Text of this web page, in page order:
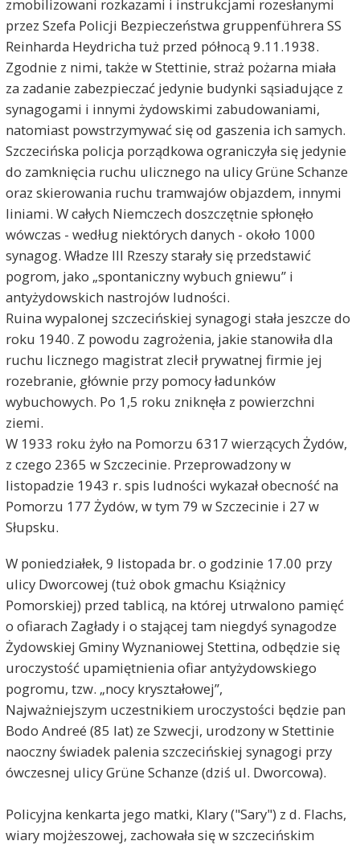
zmobilizowani rozkazami i instrukcjami rozesłanymi
przez Szefa Policji Bezpieczeństwa gruppenführera SS
Reinharda Heydricha tuż przed północą 9.11.1938.
Zgodnie z nimi, także w Stettinie, straż pożarna miała
za zadanie zabezpieczać jedynie budynki sąsiadujące z
synagogami i innymi żydowskimi zabudowaniami,
natomiast powstrzymywać się od gaszenia ich samych.
Szczecińska policja porządkowa ograniczyła się jedynie
do zamknięcia ruchu ulicznego na ulicy Grüne Schanze
oraz skierowania ruchu tramwajów objazdem, innymi
liniami. W całych Niemczech doszczętnie spłonęło
wówczas - według niektórych danych - około 1000
synagog. Władze III Rzeszy starały się przedstawić
pogrom, jako „spontaniczny wybuch gniewu” i
antyżydowskich nastrojów ludności.
Ruina wypalonej szczecińskiej synagogi stała jeszcze do
roku 1940. Z powodu zagrożenia, jakie stanowiła dla
ruchu licznego magistrat zlecił prywatnej firmie jej
rozebranie, głównie przy pomocy ładunków
wybuchowych. Po 1,5 roku zniknęła z powierzchni
ziemi.
W 1933 roku żyło na Pomorzu 6317 wierzących Żydów,
z czego 2365 w Szczecinie. Przeprowadzony w
listopadzie 1943 r. spis ludności wykazał obecność na
Pomorzu 177 Żydów, w tym 79 w Szczecinie i 27 w
Słupsku.
W poniedziałek, 9 listopada br. o godzinie 17.00 przy
ulicy Dworcowej (tuż obok gmachu Książnicy
Pomorskiej) przed tablicą, na której utrwalono pamięć
o ofiarach Zagłady i o stającej tam niegdyś synagodze
Żydowskiej Gminy Wyznaniowej Stettina, odbędzie się
uroczystość upamiętnienia ofiar antyżydowskiego
pogromu, tzw. „nocy kryształowej”,
Najważniejszym uczestnikiem uroczystości będzie pan
Bodo Andreé (85 lat) ze Szwecji, urodzony w Stettinie
naoczny świadek palenia szczecińskiej synagogi przy
ówczesnej ulicy Grüne Schanze (dziś ul. Dworcowa).
Policyjna kenkarta jego matki, Klary ("Sary") z d. Flachs,
wiary mojżeszowej, zachowała się w szczecińskim